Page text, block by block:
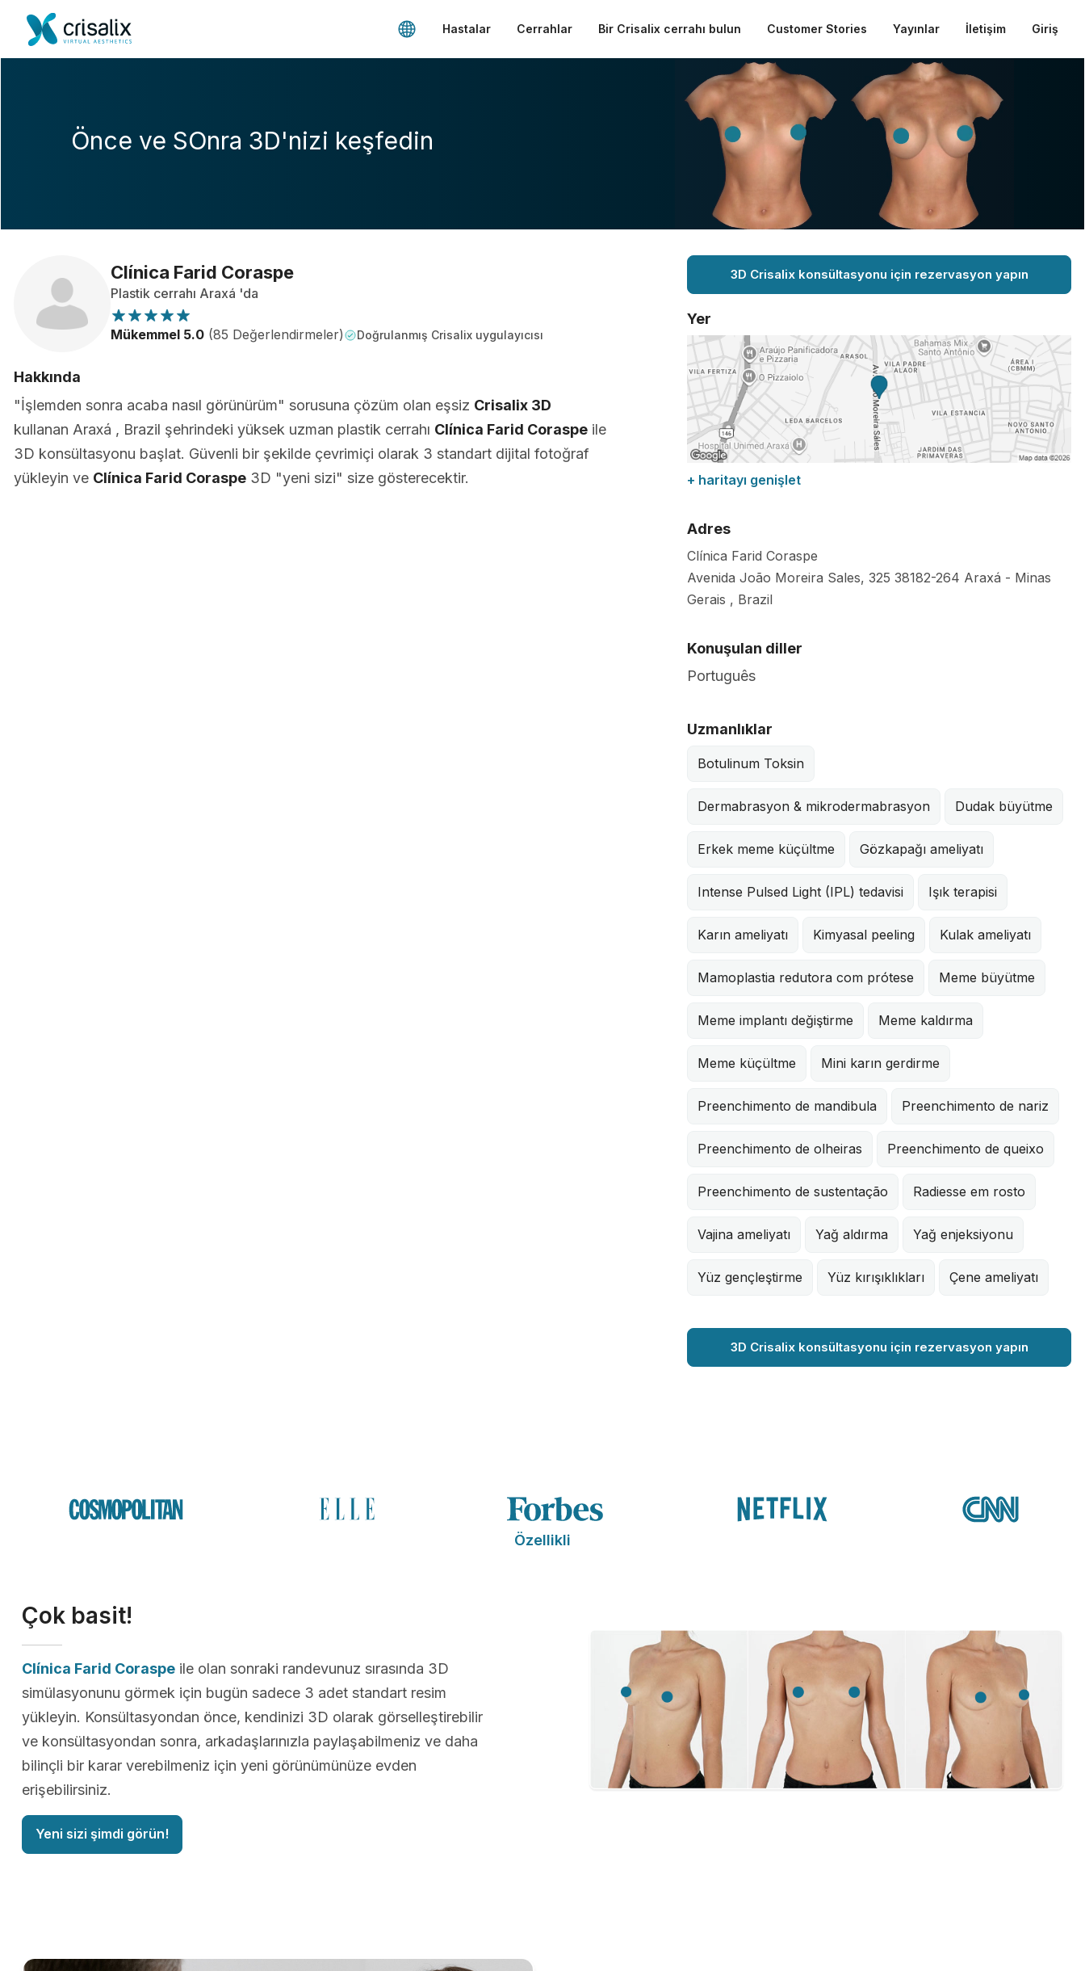
Hastalar Cerrahlar Bir Crisalix cerrahı bulun Customer Stories Yayınlar İletişim Giriş
Önce ve SOnra 3D'nizi keşfedin
Clínica Farid Coraspe
Plastik cerrahı Araxá 'da
Mükemmel 5.0 (85 Değerlendirmeler) Doğrulanmış Crisalix uygulayıcısı
Hakkında
"İşlemden sonra acaba nasıl görünürüm" sorusuna çözüm olan eşsiz Crisalix 3D
kullanan Araxá , Brazil şehrindeki yüksek uzman plastik cerrahı Clínica Farid Coraspe ile
3D konsültasyonu başlat. Güvenli bir şekilde çevrimiçi olarak 3 standart dijital fotoğraf
yükleyin ve Clínica Farid Coraspe 3D "yeni sizi" size gösterecektir.
3D Crisalix konsültasyonu için rezervasyon yapın
Yer
+ haritayı genişlet
Adres
Clínica Farid Coraspe
Avenida João Moreira Sales, 325 38182-264 Araxá - Minas
Gerais , Brazil
Konuşulan diller
Português
Uzmanlıklar
Botulinum Toksin
Dermabrasyon & mikrodermabrasyon Dudak büyütme
Erkek meme küçültme Gözkapağı ameliyatı
Intense Pulsed Light (IPL) tedavisi Işık terapisi
Karın ameliyatı Kimyasal peeling Kulak ameliyatı
Mamoplastia redutora com prótese Meme büyütme
Meme implantı değiştirme Meme kaldırma
Meme küçültme Mini karın gerdirme
Preenchimento de mandibula Preenchimento de nariz
Preenchimento de olheiras Preenchimento de queixo
Preenchimento de sustentação Radiesse em rosto
Vajina ameliyatı Yağ aldırma Yağ enjeksiyonu
Yüz gençleştirme Yüz kırışıklıkları Çene ameliyatı
3D Crisalix konsültasyonu için rezervasyon yapın
Özellikli
Çok basit!
Clínica Farid Coraspe ile olan sonraki randevunuz sırasında 3D
simülasyonunu görmek için bugün sadece 3 adet standart resim
yükleyin. Konsültasyondan önce, kendinizi 3D olarak görselleştirebilir
ve konsültasyondan sonra, arkadaşlarınızla paylaşabilmeniz ve daha
bilinçli bir karar verebilmeniz için yeni görünümünüze evden
erişebilirsiniz.
Yeni sizi şimdi görün!